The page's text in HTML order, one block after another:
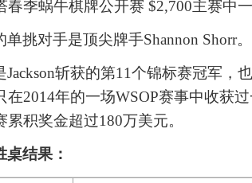
春季蜗牛棋牌公开赛 $2,700主赛中
单挑对手是顶尖牌手Shannon Shorr。
Jackson斩获的第11个锦标赛冠军，
在2014年的一场WSOP赛事中收获
累积奖金超过180万美元。
桌结果：